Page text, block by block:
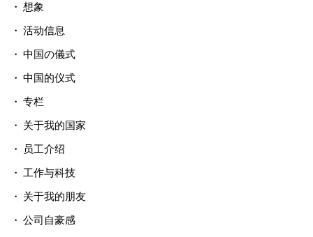
想象
活动信息
中国の儀式
中国的仪式
专栏
关于我的国家
员工介绍
工作与科技
关于我的朋友
公司自豪感